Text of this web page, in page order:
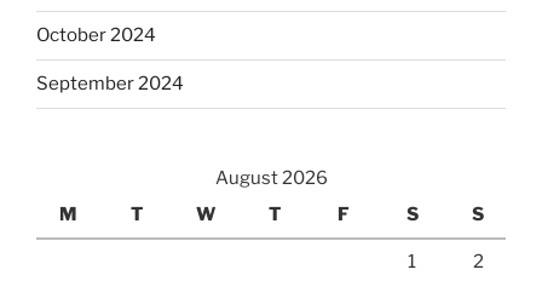
October 2024
September 2024
August 2026
M
T W T F S S
1 2